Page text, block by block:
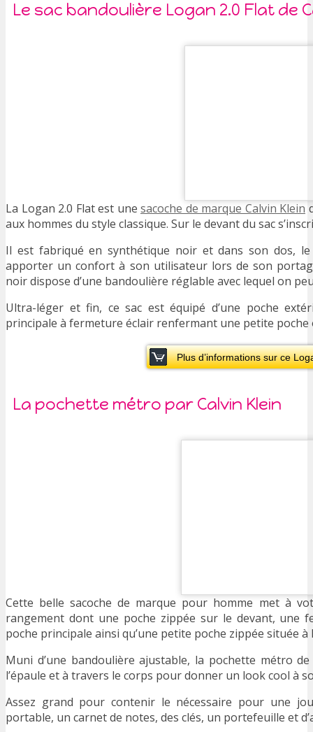
Le sac bandoulière Logan 2.0 Flat de
La Logan 2.0 Flat est une sacoche de marque Calvin Klein
aux hommes du style classique. Sur le devant du sac
Il est fabriqué en synthétique noir et dans son dos,
apporter un confort à son utilisateur lors de son
noir dispose d’une bandoulière réglable avec lequel on
Ultra-léger et fin, ce sac est équipé d’une poche
principale à fermeture éclair renfermant une petite poche
Plus d’informations sur ce
La pochette métro par Calvin Klein
Cette belle sacoche de marque pour homme met à
rangement dont une poche zippée sur le devant, une
poche principale ainsi qu’une petite poche zippée située à
Muni d’une bandoulière ajustable, la pochette métro
l’épaule et à travers le corps pour donner un look cool à
Assez grand pour contenir le nécessaire pour une
portable, un carnet de notes, des clés, un portefeuille et